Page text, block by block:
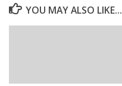
YOU MAY ALSO LIKE...